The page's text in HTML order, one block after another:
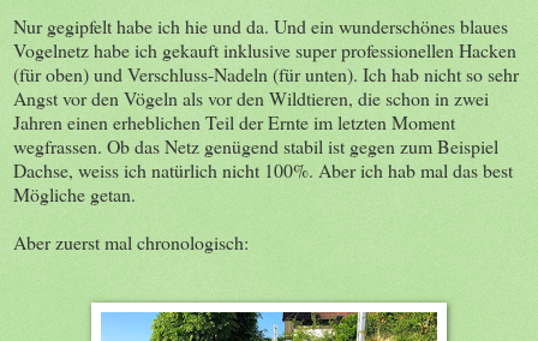
Nur gegipfelt habe ich hie und da. Und ein wunderschönes blaues
Vogelnetz habe ich gekauft inklusive super professionellen Hacken
(für oben) und Verschluss-Nadeln (für unten). Ich hab nicht so sehr
Angst vor den Vögeln als vor den Wildtieren, die schon in zwei
Jahren einen erheblichen Teil der Ernte im letzten Moment
wegfrassen. Ob das Netz genügend stabil ist gegen zum Beispiel
Dachse, weiss ich natürlich nicht 100%. Aber ich hab mal das best
Mögliche getan.
Aber zuerst mal chronologisch: